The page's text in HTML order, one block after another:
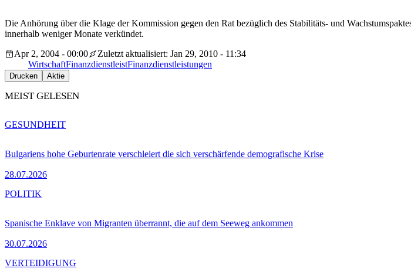
Die Anhörung über die Klage der Kommission gegen den Rat bezüglich des Stabilitäts- und
innerhalb weniger Monate verkündet.
Apr 2, 2004 - 00:00
Zuletzt aktualisiert: Jan 29, 2010 - 11:34
WirtschaftFinanzdienstleistFinanzdienstleistungen
Drucken Aktie
MEIST GELESEN
Bulgariens hohe Geburtenrate verschleiert die sich verschärfende demografische Krise
28.07.2026
GESUNDHEIT
Spanische Enklave von Migranten überrannt, die auf dem Seeweg ankommen
30.07.2026
POLITIK
VERTEIDIGUNG